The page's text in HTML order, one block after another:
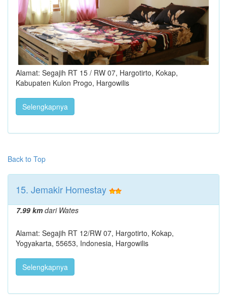
Alamat: Segajih RT 15 / RW 07, Hargotirto, Kokap,
Kabupaten Kulon Progo, Hargowilis
Selengkapnya
Back to Top
15. Jemakir Homestay
7.99 kmdari Wates
Alamat: Segajih RT 12/RW 07, Hargotirto, Kokap,
Yogyakarta, 55653, Indonesia, Hargowilis
Selengkapnya